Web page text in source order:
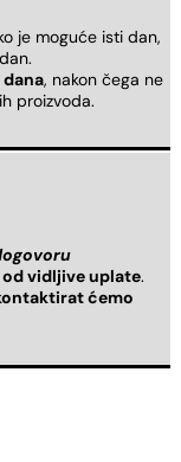
je moguće isti dan,
, nakon čega ne
proizvoda.
vidljive uplate.
ćemo